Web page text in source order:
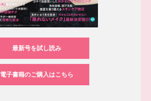
最新号を試し読み
電子書籍のご購入はこちら